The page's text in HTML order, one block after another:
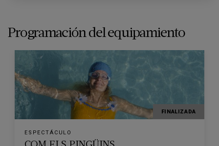
Programación del equipamiento
FINALIZADA
ESPECTÁCULO